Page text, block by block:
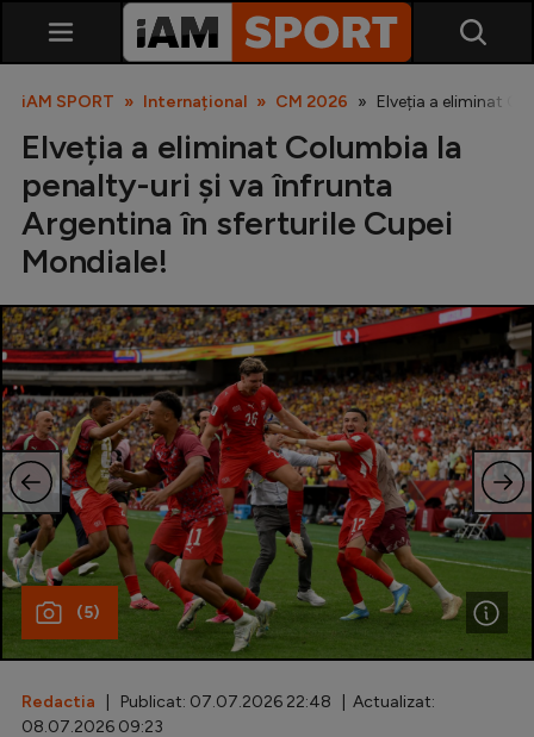
SuperLiga
Liga 2
Cupa României
Echipa Națională
U21
Fotbal feminin
Special
Diverse
Inedit
Clasamente
iAM SPORT Internațional CM 2026 Elveția a eliminat
Elveția a eliminat Columbia la
penalty-uri și va înfrunta
Argentina în sferturile Cupei
Mondiale!
(5)
Redactia | Publicat: 07.07.2026 22:48 | Actualizat:
08.07.2026 09:23